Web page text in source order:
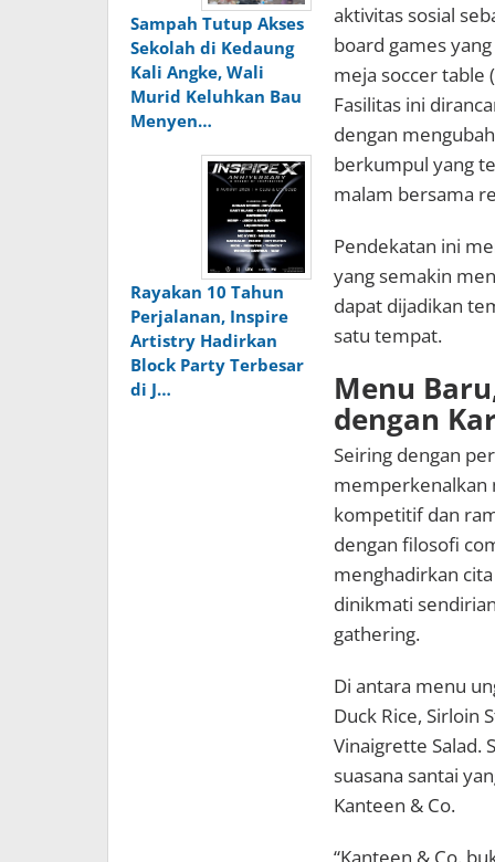
Sampah Tutup Akses
Sekolah di Kedaung
Kali Angke, Wali
Murid Keluhkan Bau
Menyen…
Rayakan 10 Tahun
Perjalanan, Inspire
Artistry Hadirkan
Block Party Terbesar
di J…
aktivitas sosial
board games
meja soccer table
Fasilitas ini
dengan
berkumpul yang
malam bersama
Pendekatan ini
yang semakin
dapat dijadikan
satu tempat.
Menu
dengan
Seiring dengan
memperkenalkan
kompetitif dan
dengan filosofi
menghadirkan
dinikmati
gathering.
Di antara menu
Duck Rice, Sirloin
Vinaigrette Salad.
suasana santai
Kanteen & Co.
“Kanteen & Co.